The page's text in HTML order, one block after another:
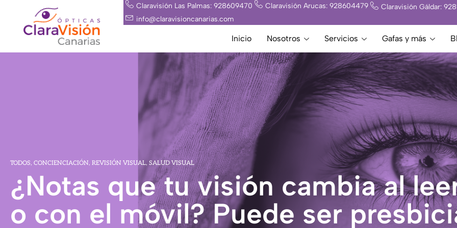
contenido
Claravisión Las Palmas: 928609470 Claravisión Arucas: 928604479
Claravisión Gáldar:
info@claravisioncanarias.com
Inicio Nosotros Servicios Gafas y más
TODOS, CONCIENCIACIÓN, REVISIÓN VISUAL, SALUD VISUAL
¿Notas que tu visión cambia al
o con el móvil? Puede ser